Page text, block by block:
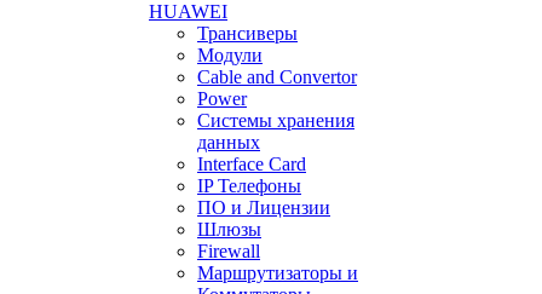
HUAWEI
Трансиверы
Модули
Cable and Convertor
Power
Системы хранения
данных
Interface Card
IP Телефоны
ПО и Лицензии
Шлюзы
Firewall
Маршрутизаторы и